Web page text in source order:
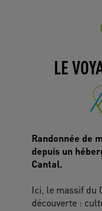
LE
Randonnée de
depuis un
Cantal.
Ici, le massif du
découverte :